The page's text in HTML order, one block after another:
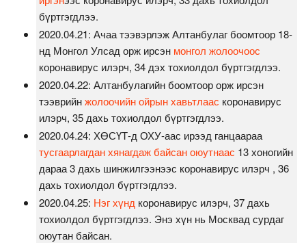
бүртгэгдлээ.
2020.04.21: Ачаа тээвэрлэж Алтанбулаг боомтоор 18-
нд Монгол Улсад орж ирсэн монгол жолоочоос
коронавирус илэрч, 34 дэх тохиолдол бүртгэгдлээ.
2020.04.22: Алтанбулагийн боомтоор орж ирсэн
тээврийн жолоочийн ойрын хавьтлаас коронавирус
илэрч, 35 дахь тохиолдол бүртгэгдлээ.
2020.04.24: ХӨСҮТ-д ОХУ-аас ирээд ганцаараа
тусгаарлагдан хянагдаж байсан оюутнаас 13 хоногийн
дараа 3 дахь шинжилгээнээс коронавирус илэрч , 36
дахь тохиолдол бүртгэгдлээ.
2020.04.25: Нэг хүнд коронавирус илэрч, 37 дахь
тохиолдол бүртгэгдлээ. Энэ хүн нь Москвад сурдаг
оюутан байсан.